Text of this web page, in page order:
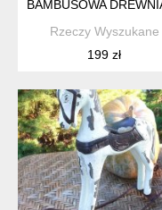
BAMBUSOWA
Rzeczy Wyszukane
199 zł